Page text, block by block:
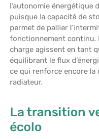
l’autonomie énergétique
puisque la capacité de
permet de pallier
fonctionnement continu.
charge agissent en tant
équilibrant le flux
ce qui renforce encore la
radiateur.
La transition
écolo